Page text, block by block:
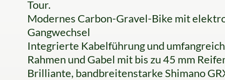
Tour.
Modernes Carbon-Gravel-Bike mit
Gangwechsel
Integrierte Kabelführung und
Rahmen und Gabel mit bis zu 45 mm
Brilliante, bandbreitenstarke Shimano